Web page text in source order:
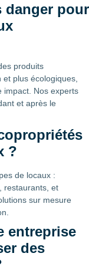
danger pour
produits
plus écologiques,
impact. Nos experts
et après le
?
de locaux :
restaurants, et
sur mesure
entreprise
des